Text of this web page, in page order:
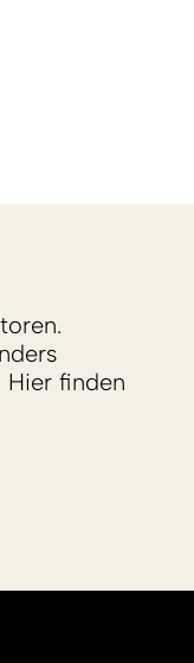
Hier finden